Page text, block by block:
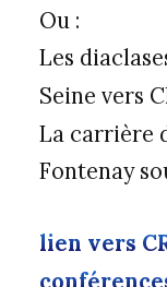
Ou :
Les
Seine vers
La carrière
Fontenay
lien vers